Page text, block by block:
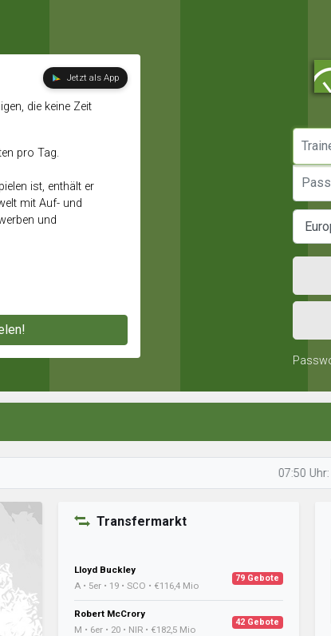
Jetzt als App
die keine Zeit
pro Tag.
ist, enthält er
mit Auf- und
und
07:50 Uhr:
Transfermarkt
Lloyd Buckley
A • 5er • 19 • SCO • €116,4 Mio
79 Gebote
Robert McCrory
M • 6er • 20 • NIR • €182,5 Mio
42 Gebote